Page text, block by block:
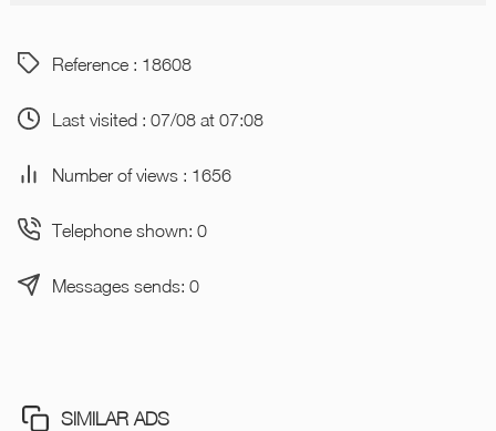
Reference : 18608
Last visited : 07/08 at 07:08
Number of views : 1656
Telephone shown: 0
Messages sends: 0
SIMILAR ADS